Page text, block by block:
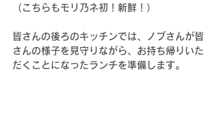
（こちらもモリ乃ネ初！新鮮！）
皆さんの後ろのキッチンでは、ノブさんが皆
さんの様子を見守りながら、お持ち帰りいた
だくことになったランチを準備します。